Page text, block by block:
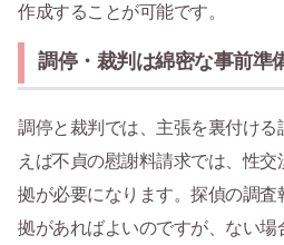
作成することが可能です。
調停・裁判は綿密な事前準
調停と裁判では、主張を裏付ける
えば不貞の慰謝料請求では、性
拠が必要になります。探偵の調
拠があればよいのですが、ない場